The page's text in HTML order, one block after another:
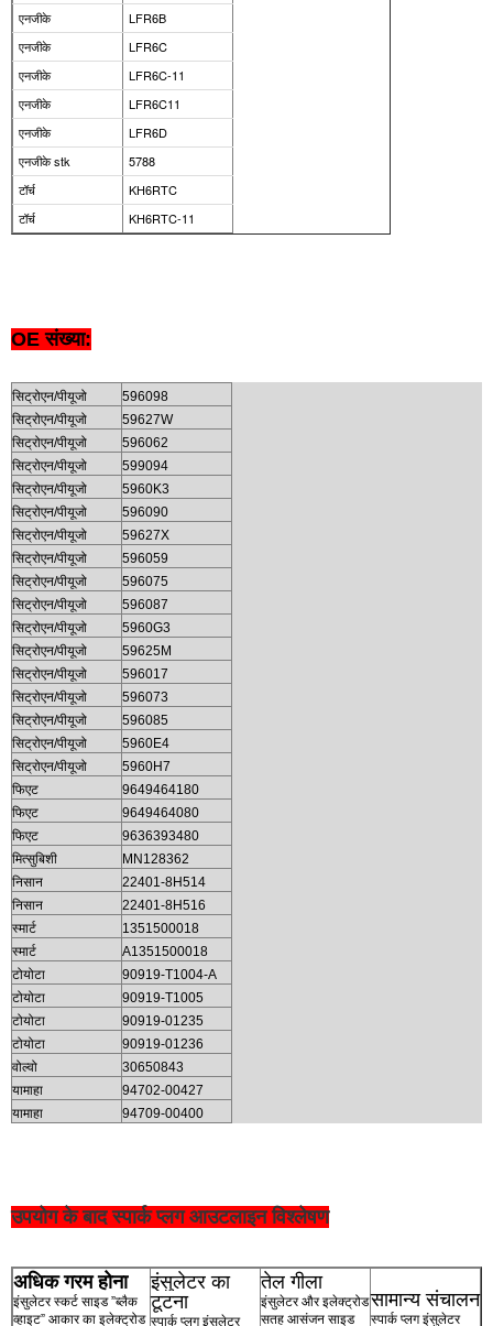
एनजीके
LFR6B
एनजीके
LFR6C
एनजीके
LFR6C-11
एनजीके
LFR6C11
एनजीके
LFR6D
एनजीके stk
5788
टॉर्च
KH6RTC
टॉर्च
KH6RTC-11
OE संख्या:
सिट्रोएन/पीयूजो
596098
सिट्रोएन/पीयूजो
59627W
सिट्रोएन/पीयूजो
596062
सिट्रोएन/पीयूजो
599094
सिट्रोएन/पीयूजो
5960K3
सिट्रोएन/पीयूजो
596090
सिट्रोएन/पीयूजो
59627X
सिट्रोएन/पीयूजो
596059
सिट्रोएन/पीयूजो
596075
सिट्रोएन/पीयूजो
596087
सिट्रोएन/पीयूजो
5960G3
सिट्रोएन/पीयूजो
59625M
सिट्रोएन/पीयूजो
596017
सिट्रोएन/पीयूजो
596073
सिट्रोएन/पीयूजो
596085
सिट्रोएन/पीयूजो
5960E4
सिट्रोएन/पीयूजो
5960H7
फिएट
9649464180
फिएट
9649464080
फिएट
9636393480
मित्सुबिशी
MN128362
निसान
22401-8H514
निसान
22401-8H516
स्मार्ट
1351500018
स्मार्ट
A1351500018
टोयोटा
90919-T1004-A
टोयोटा
90919-T1005
टोयोटा
90919-01235
टोयोटा
90919-01236
वोल्वो
30650843
यामाहा
94702-00427
यामाहा
94709-00400
उपयोग के बाद स्पार्क प्लग आउटलाइन विश्लेषण
अधिक गरम होना
इंसुलेटर स्कर्ट साइड ”ब्लैक
व्हाइट” आकार का इलेक्ट्रोड
इंसुलेटर का
टूटना
स्पार्क प्लग इंसुलेटर
तेल गीला
इंसुलेटर और इलेक्ट्रोड
सतह आसंजन साइड
सामान्य संचालन
स्पार्क प्लग इंसुलेटर